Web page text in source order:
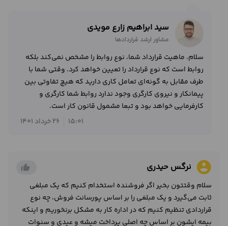
سید ابراهیم زارع مویدی
مشاور ارشد قراردادها
سلام. ماهیت قرارداد شما، نوع روابط را مشخص نمی‌کند بلکه
روابط است که نوع قرارداد را تعیین خواهد کرد. وقتی شما با
طرف مقابل به گونه‌ای تعامل کاری دارید که هیچ تفاوتی بین
پیمانکار و نیروی کارگری وجود ندارد روابط شما کارگری و
کارفرمایی خواهد بود و تبعا مشمول قانون کار است.
15:01
26 خرداد 1401
account_circle نرگس حیدری thumb_up_alt
سلام وقتتون بخیر اگر فروشنده استخدام کنیم که یک مبلغی
ثابت می‌گیرد و یک مبلغی را بر اساس پورسانت فروش، چه نوع
قراردادی تنظیم کنیم که در اداره کار به مشکل برنخوریم و اینکه
بیمه ایشون بر اساس چه اصلی پرداخت میشه و عیدی و سنوات